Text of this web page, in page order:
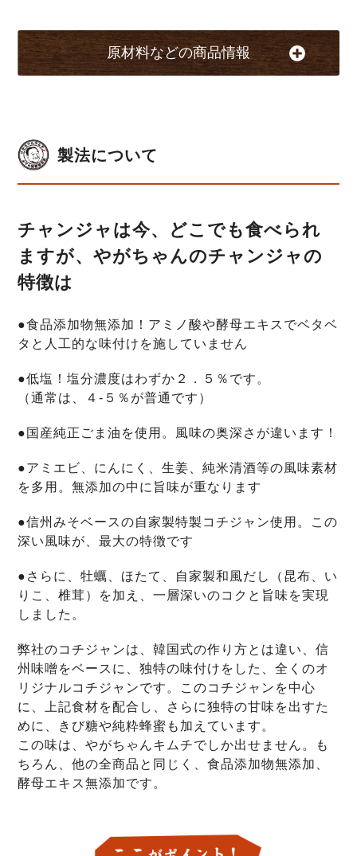
原材料などの商品情報
製法について
チャンジャは今、どこでも食べられ
ますが、やがちゃんのチャンジャの
特徴は
●食品添加物無添加！アミノ酸や酵母エキスでベタベ
タと人工的な味付けを施していません
●低塩！塩分濃度はわずか２．５％です。
（通常は、４-５％が普通です）
●国産純正ごま油を使用。風味の奥深さが違います！
●アミエビ、にんにく、生姜、純米清酒等の風味素材
を多用。無添加の中に旨味が重なります
●信州みそベースの自家製特製コチジャン使用。この
深い風味が、最大の特徴です
●さらに、牡蠣、ほたて、自家製和風だし（昆布、い
りこ、椎茸）を加え、一層深いのコクと旨味を実現
しました。
弊社のコチジャンは、韓国式の作り方とは違い、信
州味噌をベースに、独特の味付けをした、全くのオ
リジナルコチジャンです。このコチジャンを中心
に、上記食材を配合し、さらに独特の甘味を出すた
めに、きび糖や純粋蜂蜜も加えています。
この味は、やがちゃんキムチでしか出せません。も
ちろん、他の全商品と同じく、食品添加物無添加、
酵母エキス無添加です。